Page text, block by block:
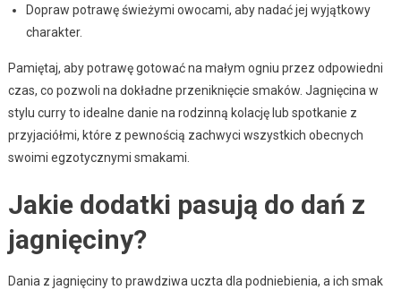
Dopraw potrawę świeżymi owocami, aby nadać jej wyjątkowy
charakter.
Pamiętaj, aby potrawę gotować na małym ogniu przez odpowiedni
czas, co pozwoli na dokładne przeniknięcie smaków. Jagnięcina w
stylu curry to idealne danie na rodzinną kolację lub spotkanie z
przyjaciółmi, które z pewnością zachwyci wszystkich obecnych
swoimi egzotycznymi smakami.
Jakie dodatki pasują do dań z
jagnięciny?
Dania z jagnięciny to prawdziwa uczta dla podniebienia, a ich smak